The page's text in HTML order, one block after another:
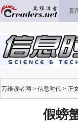
新
万维读者网 > 信息时代 > 正
假螃